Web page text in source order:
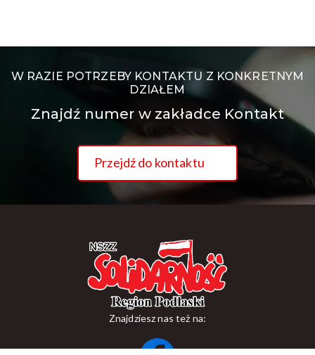
W RAZIE POTRZEBY KONTAKTU Z KONKRETNYM
DZIAŁEM
Znajdź numer w zakładce Kontakt
Przejdź do kontaktu
Znajdziesz nas też na: